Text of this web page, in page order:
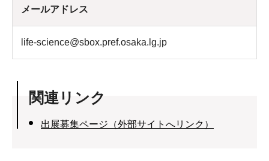
メールアドレス
life-science@sbox.pref.osaka.lg.jp
関連リンク
出展募集ページ（外部サイトへリンク）